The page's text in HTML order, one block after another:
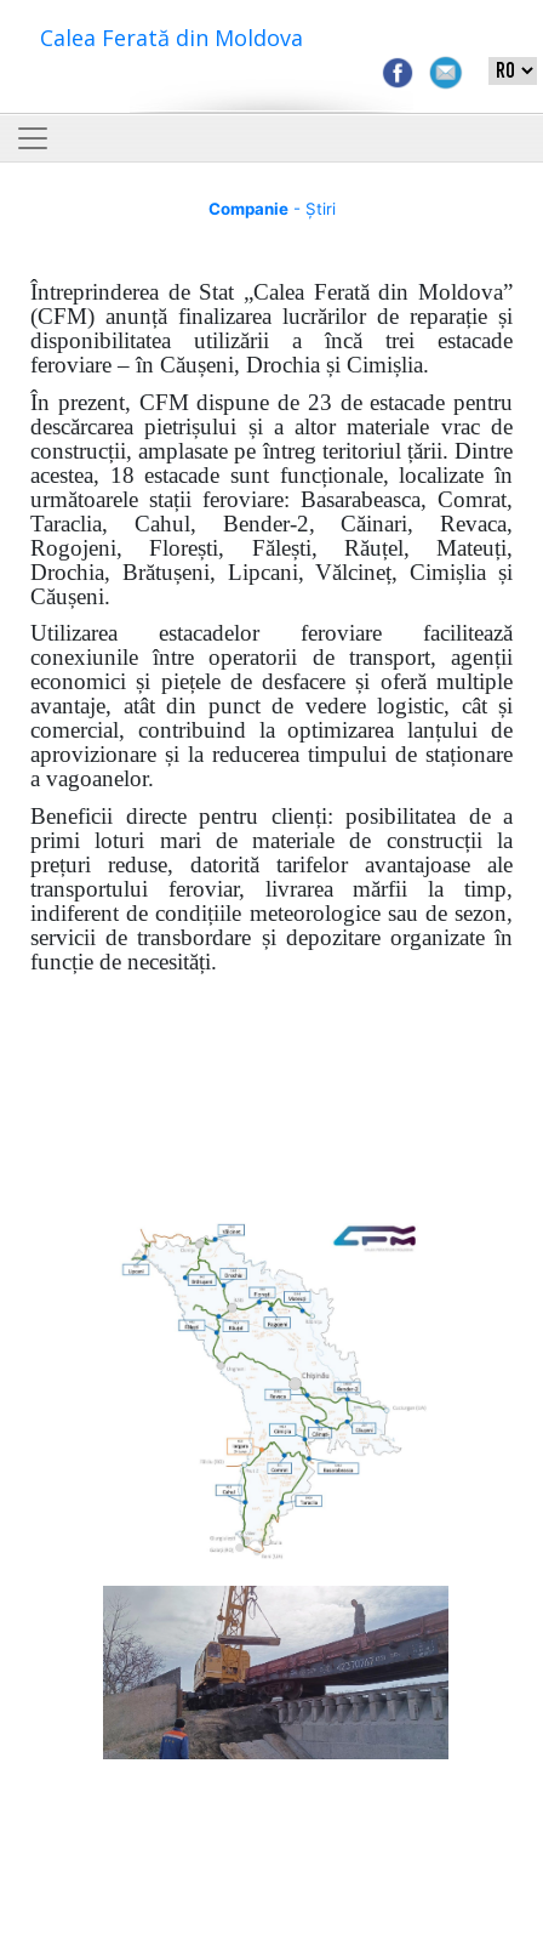
Calea Ferată din Moldova
Companie- Știri
Întreprinderea de Stat „Calea Ferată din Moldova”
(CFM) anunță finalizarea lucrărilor de reparație și
disponibilitatea utilizării a încă trei estacade
feroviare – în Căușeni, Drochia și Cimișlia.
În prezent, CFM dispune de 23 de estacade pentru
descărcarea pietrișului și a altor materiale vrac de
construcții, amplasate pe întreg teritoriul țării. Dintre
acestea, 18 estacade sunt funcționale, localizate în
următoarele stații feroviare: Basarabeasca, Comrat,
Taraclia, Cahul, Bender-2, Căinari, Revaca,
Rogojeni, Florești, Fălești, Răuțel, Mateuți,
Drochia, Brătușeni, Lipcani, Vălcineț, Cimișlia și
Căușeni.
Utilizarea estacadelor feroviare facilitează
conexiunile între operatorii de transport, agenții
economici și piețele de desfacere și oferă multiple
avantaje, atât din punct de vedere logistic, cât și
comercial, contribuind la optimizarea lanțului de
aprovizionare și la reducerea timpului de staționare
a vagoanelor.
Beneficii directe pentru clienți: posibilitatea de a
primi loturi mari de materiale de construcții la
prețuri reduse, datorită tarifelor avantajoase ale
transportului feroviar, livrarea mărfii la timp,
indiferent de condițiile meteorologice sau de sezon,
servicii de transbordare și depozitare organizate în
funcție de necesități.